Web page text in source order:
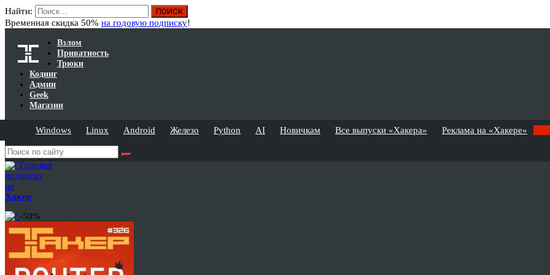
Найти:
Временная скидка 50% на годовую подписку!
Взлом
Приватность
Трюки
Кодинг
Админ
Geek
Магазин
Windows Linux Android Железо Python AI Новичкам Все выпуски «Хакера» Реклама на «Хакере»
Годовая
подписка
на
Хакер
-50%